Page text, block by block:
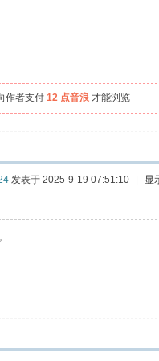
作者支付 12 点音浪 才能浏览
发表于 2025-9-19 07:51:10 显